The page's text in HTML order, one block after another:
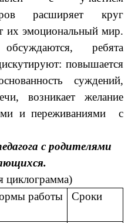
расширяет круг
их эмоциональный мир.
ребята
повышается
суждений,
возникает желание
и переживаниями с
с родителями
циклограмма)
работы
Сроки